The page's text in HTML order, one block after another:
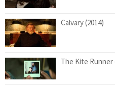
Calvary (2014)
The Kite Runner